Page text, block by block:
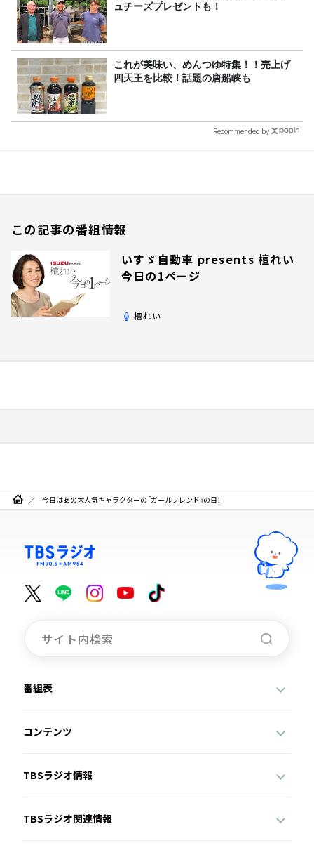
ュチーズプレゼントも！
これが美味い、めんつゆ特集！！売上げ
四天王を比較！話題の唐船峡も
Recommended by
この記事の番組情報
いすゞ自動車 presents 檀れい
今日の1ページ
檀れい
今日はあの大人気キャラクターの「ガールフレンド」の日！
番組表
コンテンツ
TBSラジオ情報
TBSラジオ関連情報